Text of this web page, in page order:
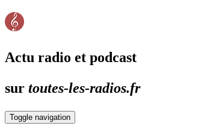
Actu radio et podcast
sur toutes-les-radios.fr
Toggle navigation